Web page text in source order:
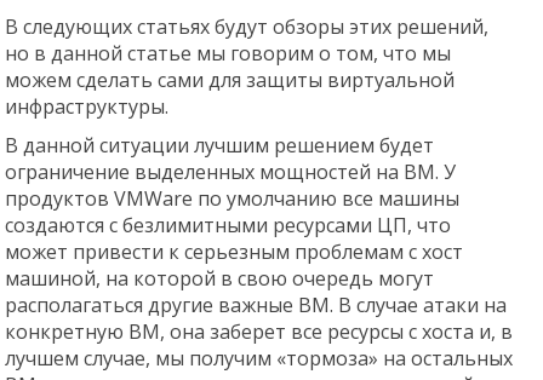
В следующих статьях будут обзоры этих решений,
но в данной статье мы говорим о том, что мы
можем сделать сами для защиты виртуальной
инфраструктуры.
В данной ситуации лучшим решением будет
ограничение выделенных мощностей на ВМ. У
продуктов VMWare по умолчанию все машины
создаются с безлимитными ресурсами ЦП, что
может привести к серьезным проблемам с хост
машиной, на которой в свою очередь могут
располагаться другие важные ВМ. В случае атаки на
конкретную ВМ, она заберет все ресурсы с хоста и, в
лучшем случае, мы получим «тормоза» на остальных